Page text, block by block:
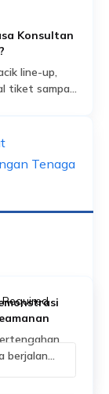
Konsultan
line-up,
tiket sampai
jadi salah
keramaian
berjalan